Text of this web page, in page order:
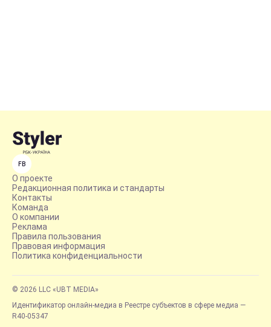
FB
О проекте
Редакционная политика и стандарты
Контакты
Команда
О компании
Реклама
Правила пользования
Правовая информация
Политика конфиденциальности
© 2026 LLC «UBT MEDIA»
Идентификатор онлайн-медиа в Реестре субъектов в сфере медиа —
R40-05347